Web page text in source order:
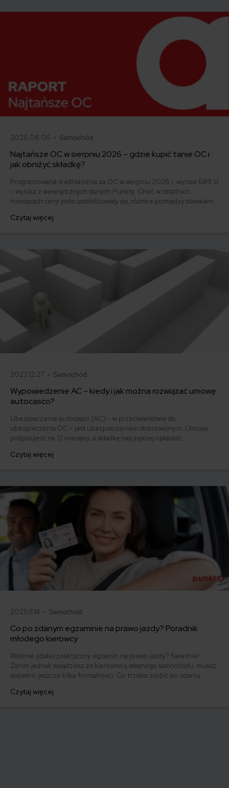
2026.08.06 • Samochód
Najtańsze OC w sierpniu 2026 – gdzie kupić tanie OC i
jak obniżyć składkę?
Prognozowana średnia cena za OC w sierpniu 2026 r. wynosi 649 zł
– wynika z wewnętrznych danych Punkty. Choć w ostatnich
miesiącach ceny polis ustabilizowały się, różnice pomiędzy stawkami
500 zł, inni – powyżej 1500 zł. Gdzie znaleźć najtańsze OC w Polsce
Czytaj więcej
2023.12.27 • Samochód
Wypowiedzenie AC – kiedy i jak można rozwiązać umowę
autocasco?
Ubezpieczenie autocasco (AC) – w przeciwieństwie do
ubezpieczenia OC – jest ubezpieczeniem dobrowolnym. Umowę
podpisujesz na 12 miesięcy, a składkę najczęściej opłacasz
ofertę lub zdecydowałeś się sprzedać samochód w trakcie trwania
Czytaj więcej
2025.11.14 • Samochód
Co po zdanym egzaminie na prawo jazdy? Poradnik
młodego kierowcy
Właśnie zdałeś praktyczny egzamin na prawo jazdy? Świetnie!
Zanim jednak wsiądziesz za kierownicą własnego samochodu, musisz
dopełnić jeszcze kilka formalności. Co trzeba zrobić po zdaniu
którym szybko załatwisz sprawy urzędowe i będziesz mógł prowadzić
Czytaj więcej